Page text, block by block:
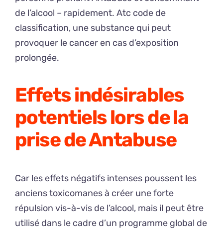
de l’alcool – rapidement. Atc code de
classification, une substance qui peut
provoquer le cancer en cas d’exposition
prolongée.
Effets indésirables
potentiels lors de la
prise de Antabuse
Car les effets négatifs intenses poussent les
anciens toxicomanes à créer une forte
répulsion vis-à-vis de l’alcool, mais il peut être
utilisé dans le cadre d’un programme global de